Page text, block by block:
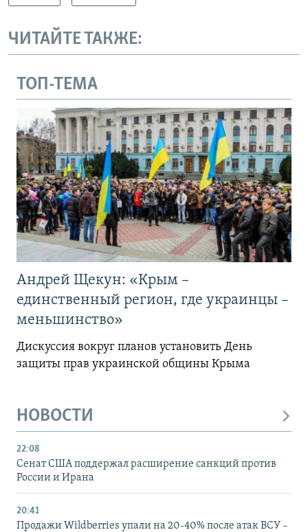
ЧИТАЙТЕ ТАКЖЕ:
ТОП-ТЕМА
Андрей Щекун: «Крым –
единственный регион, где украинцы –
меньшинство»
Дискуссия вокруг планов установить День
защиты прав украинской общины Крыма
НОВОСТИ
22:08
Сенат США поддержал расширение санкций против
России и Ирана
20:41
Продажи Wildberries упали на 20-40% после атак ВСУ –